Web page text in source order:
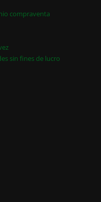
compraventa
sin fines de lucro